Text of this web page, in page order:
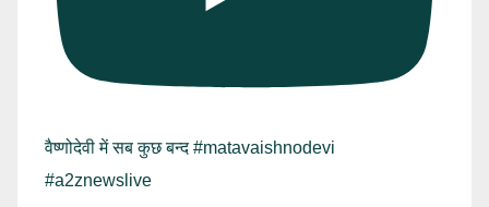
वैष्णोदेवी में सब कुछ बन्द #matavaishnodevi
#a2znewslive